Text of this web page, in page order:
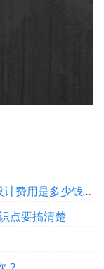
做一本画册需要多少钱？
点要搞清楚